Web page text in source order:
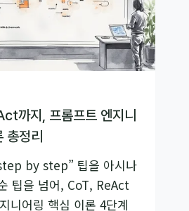
까지, 프롬프트 엔지니
총정리
by step” 팁을 아시나
팁을 넘어, CoT, ReAct
니어링 핵심 이론 4단계